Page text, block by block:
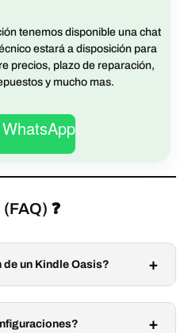
tenemos disponible una chat
estará a disposición para
precios, plazo de reparación,
y mucho mas.
❓
un Kindle Oasis?